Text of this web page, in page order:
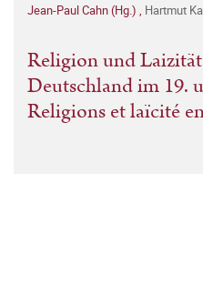
Jean-Paul Cahn (Hg.) , Hartmut
Religion und
Deutschland im 19.
Religions et laïcité